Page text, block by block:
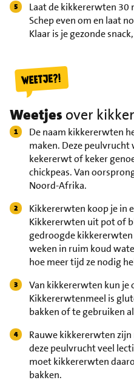
Laat de kikkererwten 30
Schep even om en laat
Klaar is je gezonde
Weetjes over
De naam kikkererwten
maken. Deze
kekererwt of keker
chickpeas. Van
Noord-Afrika.
Kikkererwten koop je in
Kikkererwten uit pot of
gedroogde
weken in ruim koud
hoe meer tijd ze nodig
Van kikkererwten kun je
Kikkererwtenmeel is
bakken of te gebruiken
Rauwe kikkererwten
deze peulvrucht veel
moet kikkererwten
bakken.